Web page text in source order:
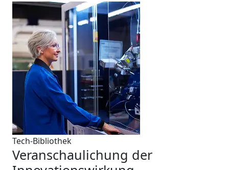
Tech-Bibliothek
Veranschaulichung der